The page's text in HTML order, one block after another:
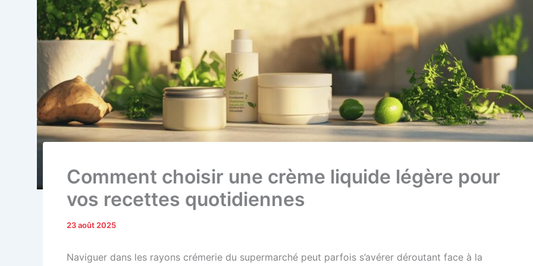
Comment choisir une crème liquide légère pour
vos recettes quotidiennes
23 août 2025
Naviguer dans les rayons crémerie du supermarché peut parfois s’avérer déroutant face à la